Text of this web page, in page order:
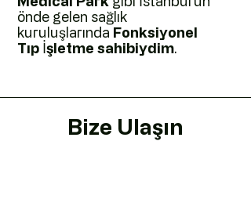
önde gelen sağlık
kuruluşlarında Fonksiyonel
Tıp İşletme sahibiydim.
Bize Ulaşın